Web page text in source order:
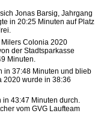
Jonas Barsig, Jahrgang
in 20:25 Minuten auf Platz
Colonia 2020
der Stadtsparkasse
Minuten.
in 37:48 Minuten und blieb
2020 wurde in 38:36
in 43:47 Minuten durch.
vom GVG Laufteam